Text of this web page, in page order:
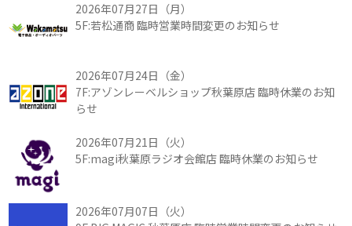
2026年07月27日（月）
5F:若松通商 臨時営業時間変更のお知らせ
2026年07月24日（金）
7F:アゾンレーベルショップ秋葉原店 臨時休業のお知
らせ
2026年07月21日（火）
5F:magi秋葉原ラジオ会館店 臨時休業のお知らせ
2026年07月07日（火）